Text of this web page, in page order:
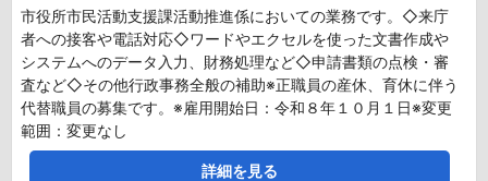
市役所市民活動支援課活動推進係においての業務です。◇来庁
者への接客や電話対応◇ワードやエクセルを使った文書作成や
システムへのデータ入力、財務処理など◇申請書類の点検・審
査など◇その他行政事務全般の補助※正職員の産休、育休に伴う
代替職員の募集です。※雇用開始日：令和８年１０月１日※変更
範囲：変更なし
詳細を見る